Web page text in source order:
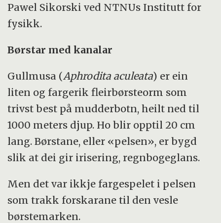
Pawel Sikorski ved NTNUs Institutt for
fysikk.
Børstar med kanalar
Gullmusa (Aphrodita aculeata) er ein
liten og fargerik fleirbørsteorm som
trivst best på mudderbotn, heilt ned til
1000 meters djup. Ho blir opptil 20 cm
lang. Børstane, eller «pelsen», er bygd
slik at dei gir irisering, regnbogeglans.
Men det var ikkje fargespelet i pelsen
som trakk forskarane til den vesle
børstemarken.